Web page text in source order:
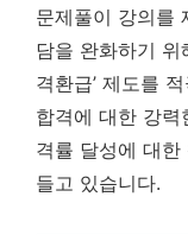
문제풀이 강의를
담을 완화하기 위
격환급’ 제도를
합격에 대한 강
격률 달성에 대
들고 있습니다.